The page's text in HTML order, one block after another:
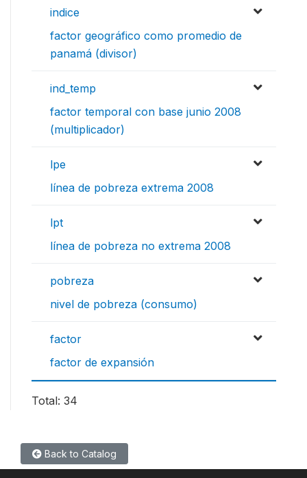
indice
factor geográfico como promedio de
panamá (divisor)
ind_temp
factor temporal con base junio 2008
(multiplicador)
lpe
línea de pobreza extrema 2008
lpt
línea de pobreza no extrema 2008
pobreza
nivel de pobreza (consumo)
factor
factor de expansión
Total: 34
Back to Catalog